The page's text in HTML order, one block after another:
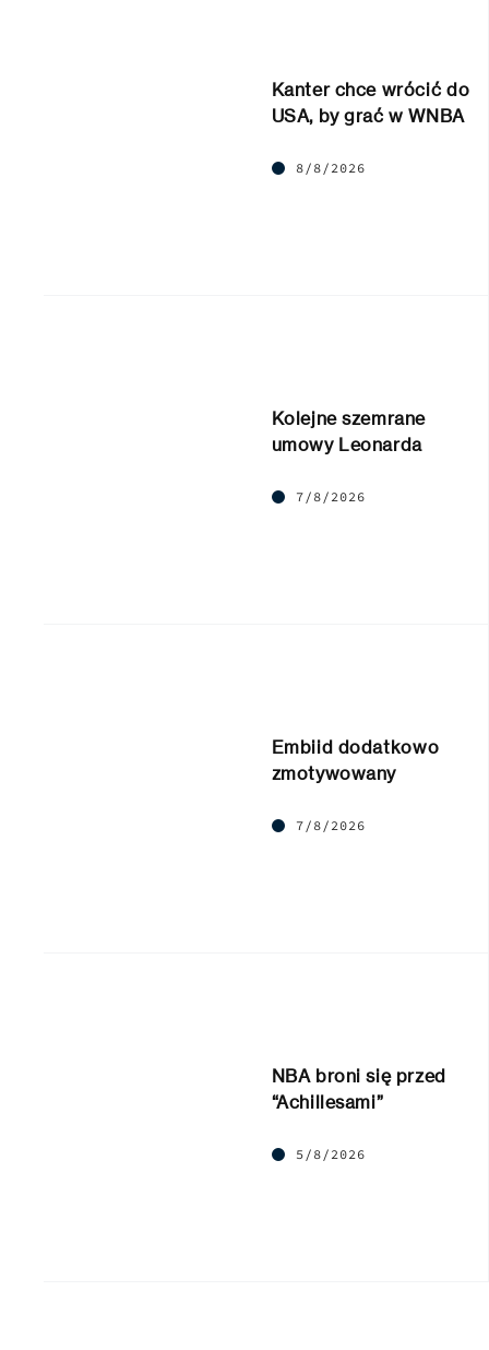
Kanter chce wrócić do
USA, by grać w WNBA
8/8/2026
Kolejne szemrane
umowy Leonarda
7/8/2026
Embiid dodatkowo
zmotywowany
7/8/2026
NBA broni się przed
“Achillesami”
5/8/2026